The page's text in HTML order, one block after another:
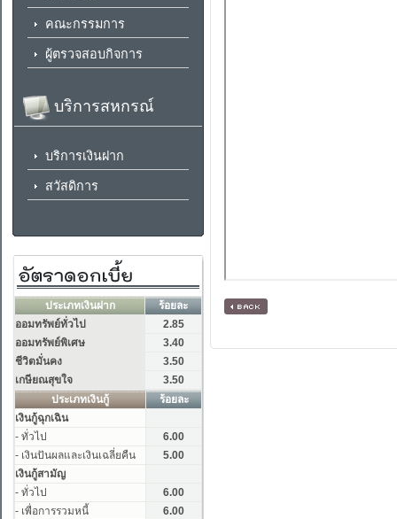
[ กลับหน้าหลัก ]
คณะกรรมการ
ผู้ตรวจสอบกิจการ
บริการสหกรณ์
บริการเงินฝาก
สวัสดิการ